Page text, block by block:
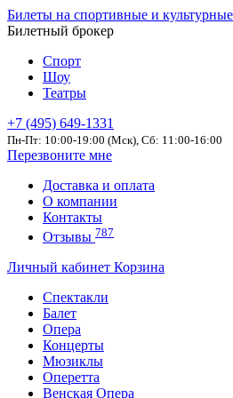
Билеты на спортивные и
Билетный брокер
Спорт
Шоу
Театры
+7 (495) 649-1331
Пн-Пт: 10:00-19:00 (Мск), Сб: 11:00-16:00
Перезвоните мне
Доставка и оплата
О компании
Контакты
Отзывы 787
Личный кабинет Корзина
Спектакли
Балет
Опера
Концерты
Мюзиклы
Оперетта
Венская Опера